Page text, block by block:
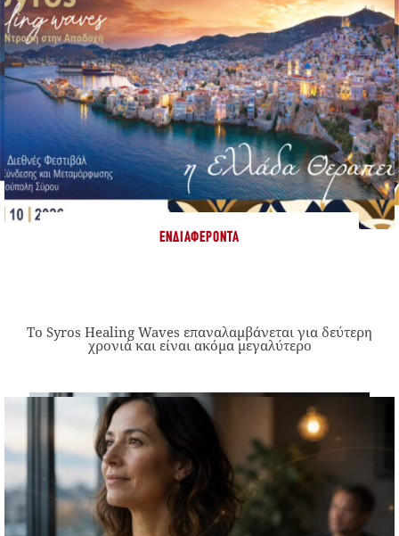
ΕΝΔΙΑΦΈΡΟΝΤΑ
Το Syros Healing Waves επαναλαμβάνεται για δεύτερη
χρονιά και είναι ακόμα μεγαλύτερο